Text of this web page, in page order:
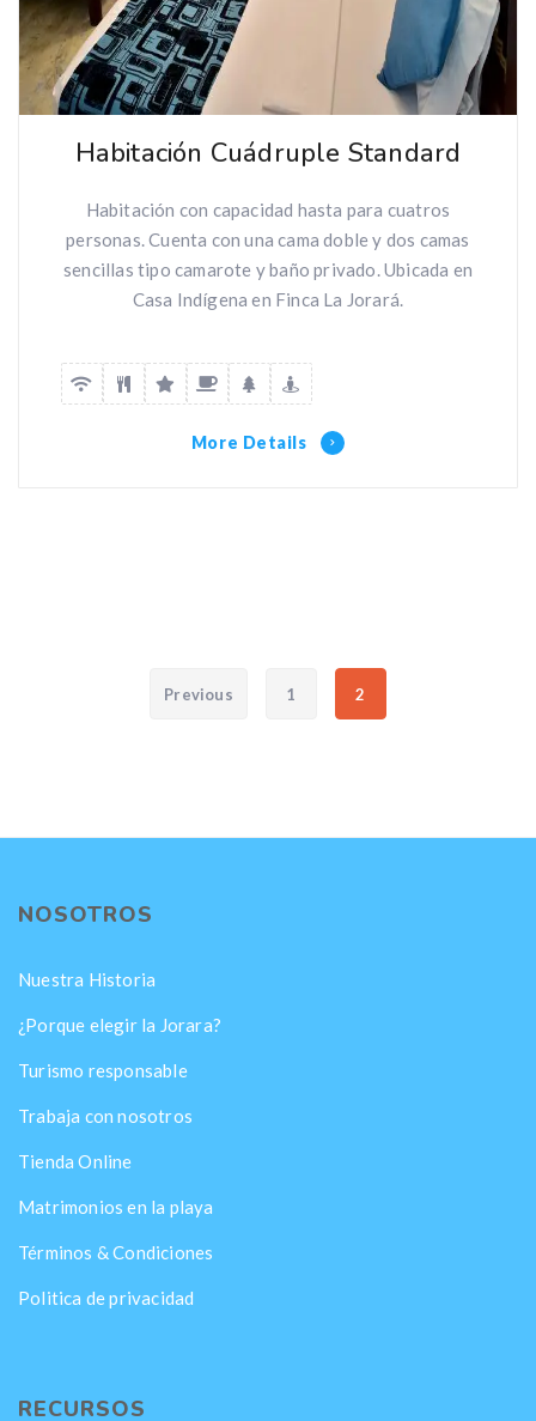
Habitación Cuádruple Standard
Habitación con capacidad hasta para cuatros
personas. Cuenta con una cama doble y dos camas
sencillas tipo camarote y baño privado. Ubicada en
Casa Indígena en Finca La Jorará.
More Details
Paginación de entradas
Previous 1 2
NOSOTROS
Nuestra Historia
¿Porque elegir la Jorara?
Turismo responsable
Trabaja con nosotros
Tienda Online
Matrimonios en la playa
Términos & Condiciones
Politica de privacidad
RECURSOS